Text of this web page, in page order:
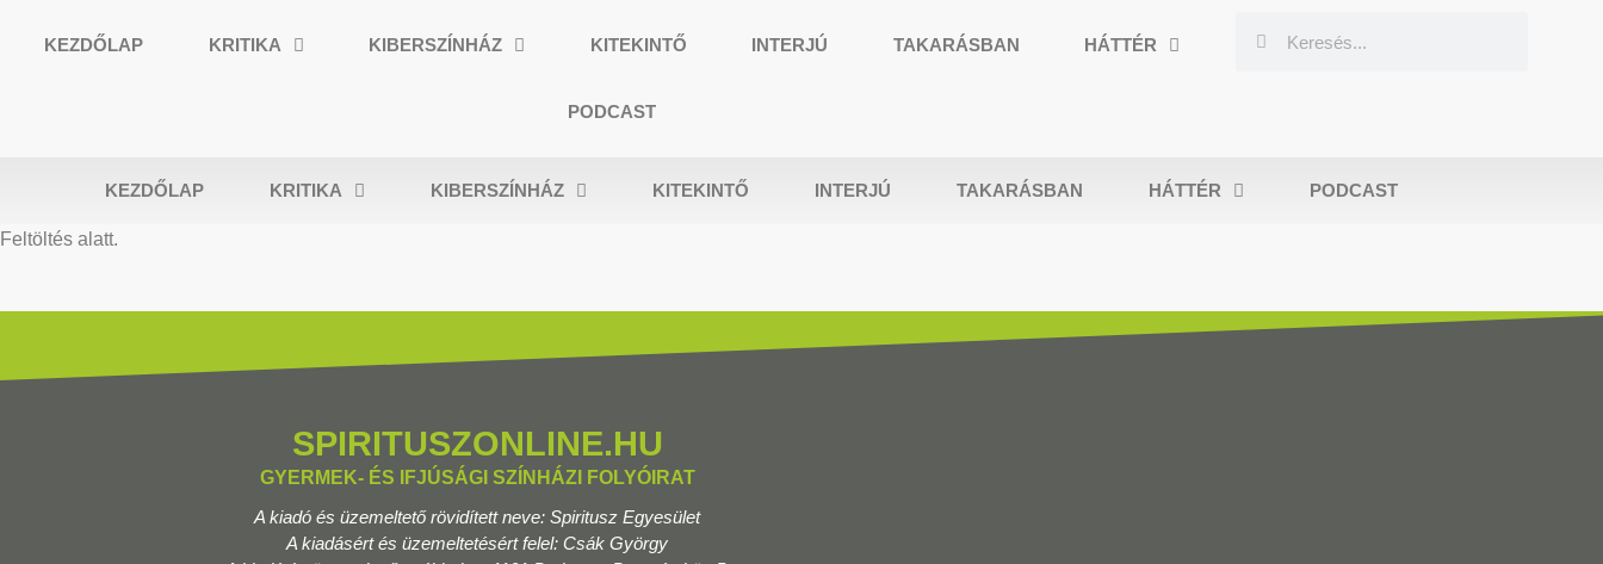
KEZDŐLAP KRITIKA KIBERSZÍNHÁZ KITEKINTŐ INTERJÚ TAKARÁSBAN HÁTTÉR
PODCAST
KEZDŐLAP KRITIKA KIBERSZÍNHÁZ KITEKINTŐ INTERJÚ TAKARÁSBAN HÁTTÉR PODCAST
Feltöltés alatt.
SPIRITUSZONLINE.HU
GYERMEK- ÉS IFJÚSÁGI SZÍNHÁZI FOLYÓIRAT
A kiadó és üzemeltető rövidített neve: Spiritusz Egyesület
A kiadásért és üzemeltetésért felel: Csák György